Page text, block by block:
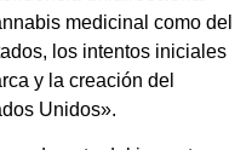
medicinal como del
los intentos iniciales
y la creación del
Unidos».